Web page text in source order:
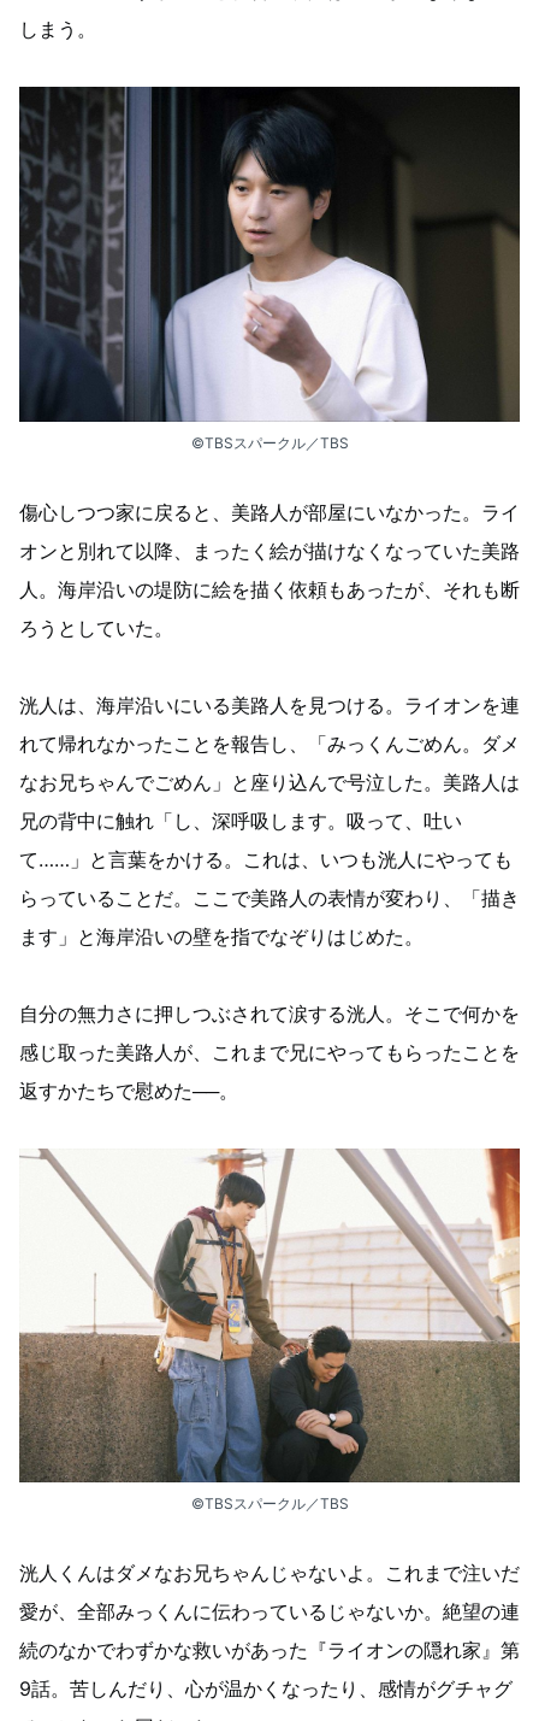
しまう。
©TBSスパークル／TBS
傷心しつつ家に戻ると、美路人​​が部屋にいなかった。​ライ
オンと別れて以降、まったく絵が描けなくなっていた美路
人​​。海岸沿いの堤防に絵を描く依頼もあったが、それも断
ろうとしていた。
洸人は、海岸沿いにいる美路人​​を見つける。ライオンを連
れて帰れなかったことを報告し、「みっくんごめん。ダメ
なお兄ちゃんでごめん」と座り込んで号泣した。美路人​​は
兄の背中に触れ「し、深呼吸します。吸って、吐い
て……」と言葉をかける。これは、いつも洸人にやっても
らっていることだ。ここで美路人​​の表情が変わり、「描き
ます」と海岸沿いの壁を指でなぞりはじめた。
自分の無力さに押しつぶされて涙する洸人。そこで何かを
感じ取った美路人​​が、これまで兄にやってもらったことを
返すかたちで慰めた──。
©TBSスパークル／TBS
洸人くんはダメなお兄ちゃんじゃないよ。これまで注いだ
愛が、全部みっくんに伝わっているじゃないか。絶望の連
続のなかでわずかな救いがあった『ライオンの隠れ家』第
9話。苦しんだり、心が温かくなったり、感情がグチャグ